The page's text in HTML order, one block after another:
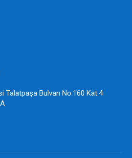
Talatpaşa Bulvarı No:160 Kat:4